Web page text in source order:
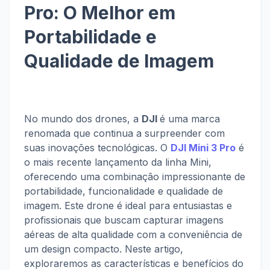
Pro: O Melhor em
Portabilidade e
Qualidade de Imagem
No mundo dos drones, a DJI é uma marca
renomada que continua a surpreender com
suas inovações tecnológicas. O DJI Mini 3 Pro é
o mais recente lançamento da linha Mini,
oferecendo uma combinação impressionante de
portabilidade, funcionalidade e qualidade de
imagem. Este drone é ideal para entusiastas e
profissionais que buscam capturar imagens
aéreas de alta qualidade com a conveniência de
um design compacto. Neste artigo,
exploraremos as características e benefícios do